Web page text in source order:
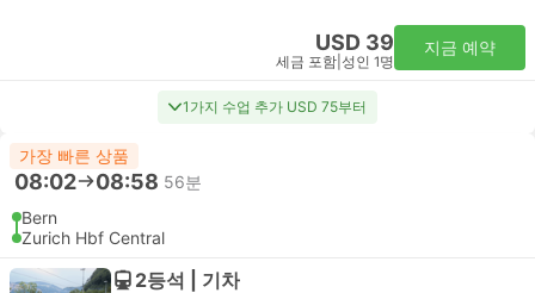
USD 39
세금 포함 성인 1명
지금 예약
1가지 수업 추가 USD 75부터
가장 빠른 상품
08:02 08:58 56분
Bern
Zurich Hbf Central
2등석 | 기차